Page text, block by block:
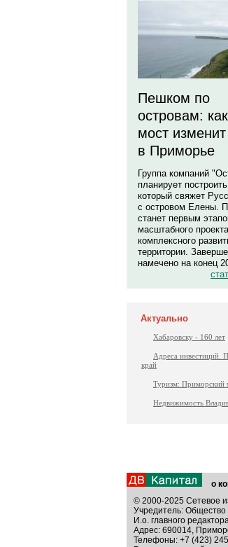
Пешком по
островам:
мост
в Приморье
Группа компаний
планирует
который свяжет
с островом Елены.
станет первым
масштабного проекта
комплексного
территории.
намечено на конец
Актуально
Хабаровску - 160 лет
Адреса инвестиций.
край
Туризм: Приморский
Недвижимость
о
© 2000-2025 Сетевое
Учредитель: Общество
И.о. главного
Адрес: 690014,
Телефоны: +7 (423)